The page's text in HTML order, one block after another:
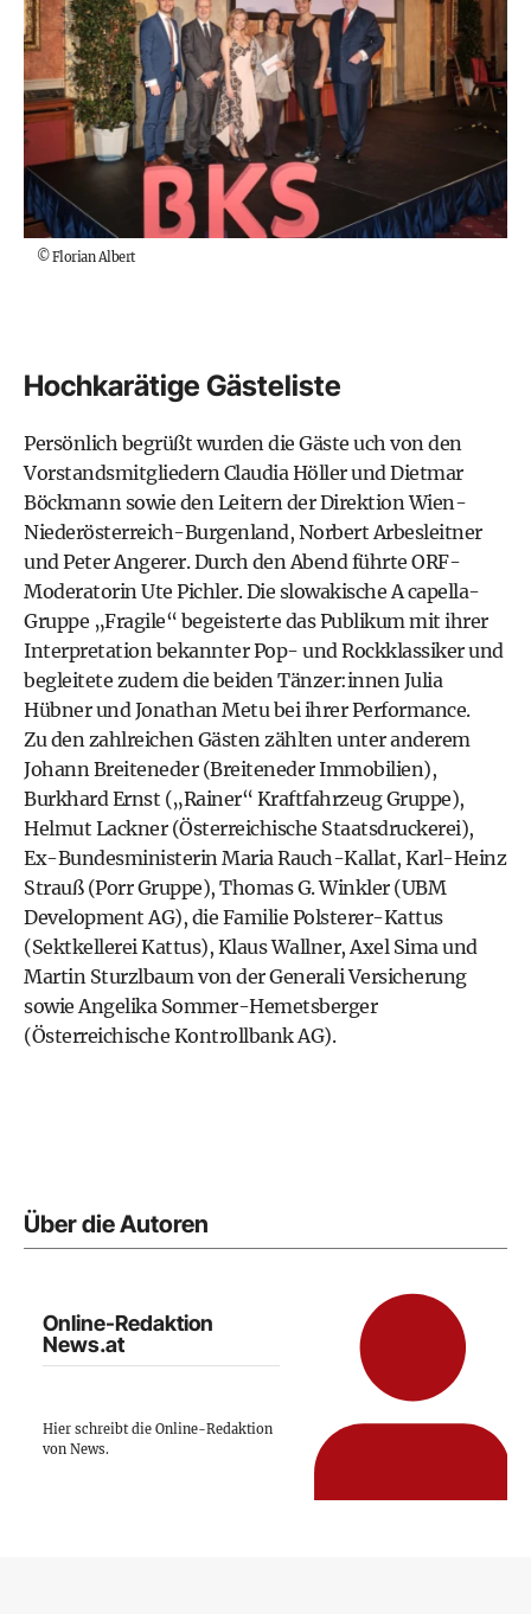
©Florian Albert
Hochkarätige Gästeliste
Persönlich begrüßt wurden die Gäste uch von den
Vorstandsmitgliedern Claudia Höller und Dietmar
Böckmann sowie den Leitern der Direktion Wien-
Niederösterreich-Burgenland, Norbert Arbesleitner
und Peter Angerer. Durch den Abend führte ORF-
Moderatorin Ute Pichler. Die slowakische A capella-
Gruppe „Fragile“ begeisterte das Publikum mit ihrer
Interpretation bekannter Pop- und Rockklassiker und
begleitete zudem die beiden Tänzer:innen Julia
Hübner und Jonathan Metu bei ihrer Performance.
Zu den zahlreichen Gästen zählten unter anderem
Johann Breiteneder (Breiteneder Immobilien),
Burkhard Ernst („Rainer“ Kraftfahrzeug Gruppe),
Helmut Lackner (Österreichische Staatsdruckerei),
Ex-Bundesministerin Maria Rauch-Kallat, Karl-Heinz
Strauß (Porr Gruppe), Thomas G. Winkler (UBM
Development AG), die Familie Polsterer-Kattus
(Sektkellerei Kattus), Klaus Wallner, Axel Sima und
Martin Sturzlbaum von der Generali Versicherung
sowie Angelika Sommer-Hemetsberger
(Österreichische Kontrollbank AG).
Über die Autoren
Online-Redaktion
News.at
Hier schreibt die Online-Redaktion
von News.